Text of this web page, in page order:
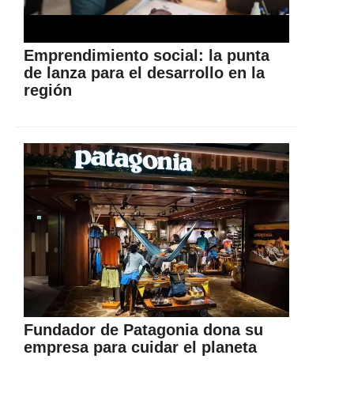
Emprendimiento social: la punta
de lanza para el desarrollo en la
región
Fundador de Patagonia dona su
empresa para cuidar el planeta